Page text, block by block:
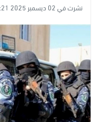
نشرت في 02 ديسمبر 2025 10:21 ص